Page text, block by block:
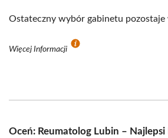
Ostateczny wybór gabinetu pozostaje
Więcej Informacji
Oceń: Reumatolog Lubin –